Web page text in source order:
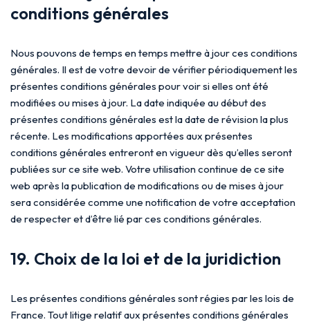
conditions générales
Nous pouvons de temps en temps mettre à jour ces conditions
générales. Il est de votre devoir de vérifier périodiquement les
présentes conditions générales pour voir si elles ont été
modifiées ou mises à jour. La date indiquée au début des
présentes conditions générales est la date de révision la plus
récente. Les modifications apportées aux présentes
conditions générales entreront en vigueur dès qu’elles seront
publiées sur ce site web. Votre utilisation continue de ce site
web après la publication de modifications ou de mises à jour
sera considérée comme une notification de votre acceptation
de respecter et d’être lié par ces conditions générales.
19. Choix de la loi et de la juridiction
Les présentes conditions générales sont régies par les lois de
France. Tout litige relatif aux présentes conditions générales